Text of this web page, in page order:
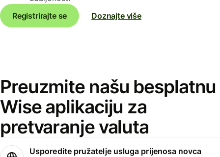
Registrirajte se
Doznajte više
Preuzmite našu besplatnu
Wise aplikaciju za
pretvaranje valuta
Usporedite pružatelje usluga prijenosa novca